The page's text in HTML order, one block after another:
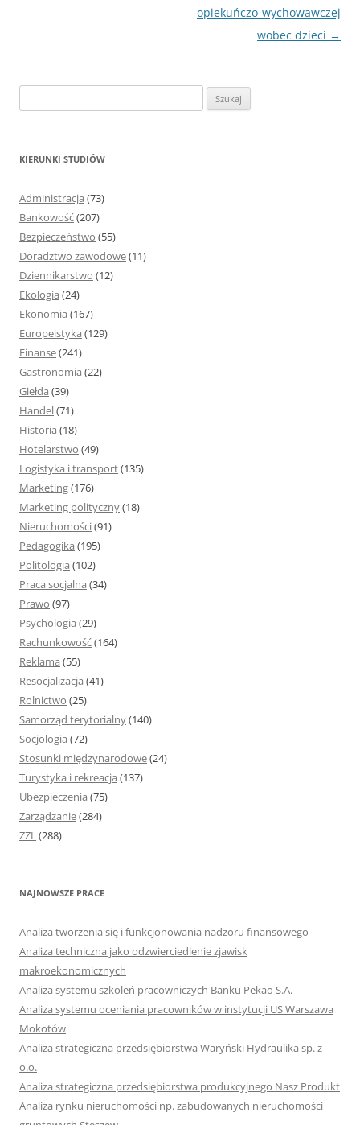
opiekuńczo-wychowawczej
wobec dzieci →
z
KIERUNKI STUDIÓW
Administracja (73)
Bankowość(207)
Bezpieczeństwo (55)
Doradztwo zawodowe(11)
Dziennikarstwo (12)
Ekologia (24)
Ekonomia (167)
Europeistyka (129)
Finanse(241)
Gastronomia (22)
Giełda (39)
Handel(71)
Historia (18)
Hotelarstwo (49)
Logistyka i transport(135)
Marketing(176)
Marketing polityczny(18)
Nieruchomości(91)
Pedagogika (195)
Politologia (102)
Praca socjalna (34)
Prawo (97)
Psychologia (29)
Rachunkowość(164)
Reklama (55)
Resocjalizacja (41)
Rolnictwo (25)
Samorząd terytorialny(140)
Socjologia (72)
Stosunki międzynarodowe(24)
Turystyka i rekreacja (137)
Ubezpieczenia (75)
Zarządzanie(284)
ZZL(288)
NAJNOWSZE PRACE
Analiza tworzenia się i funkcjonowania nadzoru finansowego
Analiza techniczna jako odzwierciedlenie zjawisk
makroekonomicznych
Analiza systemu szkoleń pracowniczych Banku Pekao S.A.
Analiza systemu oceniania pracowników w instytucji US Warszawa
Mokotów
Analiza strategiczna przedsiębiorstwa Waryński Hydraulika sp. z
o.o.
Analiza strategiczna przedsiębiorstwa produkcyjnego Nasz Produkt
Analiza rynku nieruchomości np. zabudowanych nieruchomości